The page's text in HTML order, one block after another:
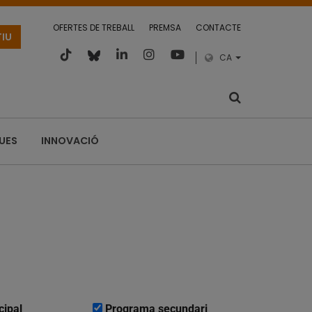
OFERTES DE TREBALL PREMSA CONTACTE
CA
INNOVACIÓ
Programa secundari